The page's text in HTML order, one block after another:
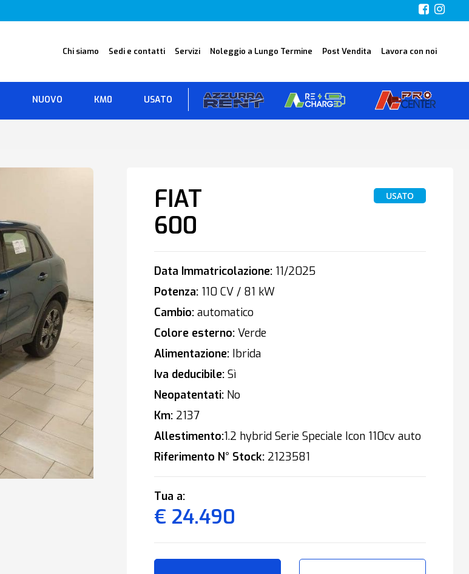
Chi siamo Sedi e contatti Servizi Noleggio a Lungo Termine Post Vendita Lavora con noi
NUOVO KM0 USATO
FIAT
600
USATO
Data Immatricolazione:11/2025
Potenza:110 CV / 81 kW
Cambio:automatico
Colore esterno:Verde
Alimentazione:Ibrida
Iva deducibile:Sì
Neopatentati:No
Km:2137
Allestimento:1.2 hybrid Serie Speciale Icon 110cv auto
Riferimento N° Stock:2123581
Tua a:
€ 24.490